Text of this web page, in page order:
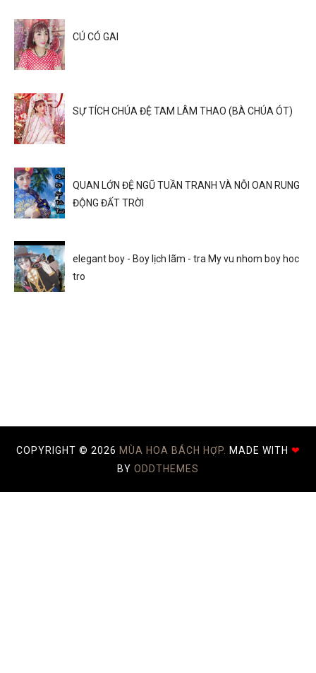
CÚ CÓ GAI
SỰ TÍCH CHÚA ĐỆ TAM LÂM THAO (BÀ CHÚA ÓT)
QUAN LỚN ĐỆ NGŨ TUẦN TRANH VÀ NỖI OAN RUNG
ĐỘNG ĐẤT TRỜI
elegant boy - Boy lịch lãm - tra My vu nhom boy hoc
tro
COPYRIGHT © 2026 MÙA HOA BÁCH HỢP. MADE WITH ❤
BY ODDTHEMES